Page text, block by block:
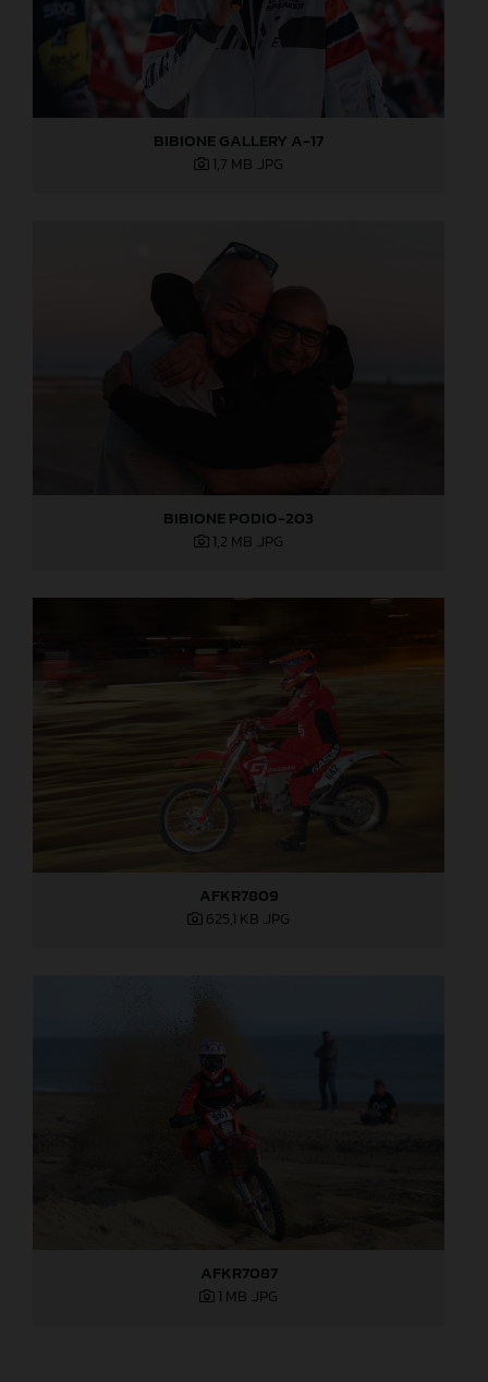
BIBIONE GALLERY A-17
1,7 MB .JPG
BIBIONE PODIO-203
1,2 MB .JPG
AFKR7809
625,1 KB .JPG
AFKR7087
1 MB .JPG